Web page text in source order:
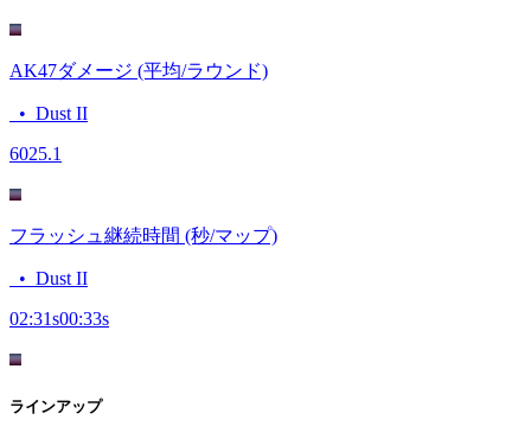
AK47ダメージ (平均/ラウンド)
• Dust II
6025.1
フラッシュ継続時間 (秒/マップ)
• Dust II
02:31s00:33s
ラインアップ